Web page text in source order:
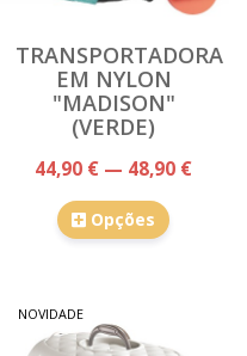
TRANSPORTADORA
EM NYLON
"MADISON"
(VERDE)
44,90 € — 48,90 €
Opções
NOVIDADE